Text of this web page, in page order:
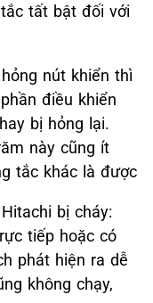
tất bật đối với
nút khiển thì
điều khiển
bị hỏng lại.
này cũng ít
tắc khác là được
bị cháy:
tiếp hoặc có
phát hiện ra dễ
không chạy,